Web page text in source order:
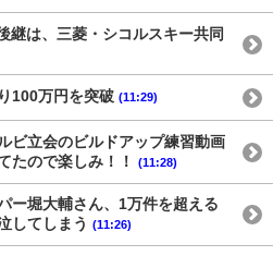
継は、三菱・シコルスキー共同
100万円を突破 (11:29)
ビ立会のビルドアップ練習動画
たので楽しみ！！
(11:28)
ー堀大輔さん、1万件を超える
してしまう (11:26)